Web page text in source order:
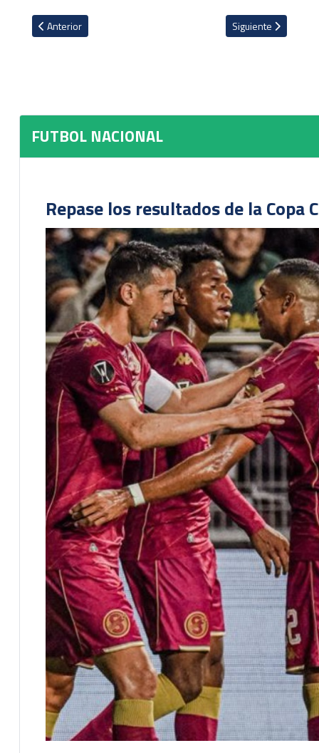
Artículo anterior: Celso Borges: "Salir aplaudidos por nuestra
Anterior Artículo siguiente:
Siguiente
FUTBOL NACIONAL
Repase los resultados de la Copa